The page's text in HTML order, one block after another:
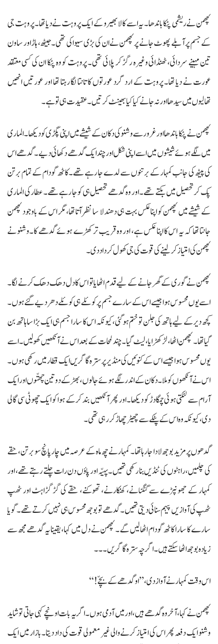
لچھمن نے ریشمی پٹکا باندھا۔ یہ اسے کالا بھیرو کے ایک پروہت نے دیا تھا۔ پروہت جی
کے جسم پر آبلے پھوٹ جانے پر لچھمن نے ان کی بڑی سیوا کی تھی۔ جیٹھ، ہاڑ اور ساون
تین مہینے سردائی، ٹھنڈائی وغیرہ رگڑ کر پلائی تھی۔ پروہت کو وہ پٹکا ان کی کسی معتقد
عورت نے دیا تھا۔ پروہت کے ارد گرد عورتوں کا تانتا لگا رہتا تھا اور عورتیں انھیں
تھالیوں میں سیدھا اور نہ جانے کیا کیا بھینٹ کرتیں۔ عقیدت ہی تو ہے۔
لچھمن نے پٹکا باندھا اور غرور سے وشنو کی دکان کے شیشے میں اپنی پگڑی کو دیکھا۔ الماری
میں لگے ہوئے شیشوں میں اسے اپنی شکل اور چند ایک گدھے دکھائی دیے۔ گدھے اس
کی پیٹھ کی جانب کمہار کے برتنوں سے لدے جا رہے تھے۔ کاٹھ گودام کے تمام برتن
پک کر تحصیل میں بکتے تھے۔ اور وہ گدھے تحصیل ہی کو جا رہے تھے۔ عطار کی الماری
کے شیشے میں لچھمن کو اپنا عکس بہت ہی دھندلا سا نظر آتا تھا، مگر اس کے باوجود لچھمن
جانتا تھا کہ یہ اس کا اپنا عکس ہے، اور وہ قریب تر کھڑے ہوئے گدھے کا۔وشنو نے
لچھمن کی امتیاز کر لینے کی قوت کی جی کھول کر داد دی۔
لچھمن نے گوری کے گھر جانے کے لیے قدم اٹھایا تو اس کا دل دھک دھک کرنے لگا۔
اسے یوں محسوس ہوا جیسے اس کے سارے جسم پر کوئلے ہی کوئلے دھر دیے گئے ہوں۔
کچھ دیر کے لیے ہاتھ کی جلن تو ختم ہو گئی، کیونکہ اس کا سارا جسم ہی ایک بڑا سا ہاتھ بن
گیا تھا۔ لچھمن اٹھا، لڑکھڑایا، لیٹ گیا۔ چند لمحات کے بعد اس نے آنکھیں کھولیں۔ اسے
یوں محسوس ہوا جیسے اس کے کنوئیں کی منڈیر پر سترہ گاگریں ایک قطار میں رکھی ہوں۔
اس نے آنکھوں کو ملا۔ دکان کے اندر لگے ہوئے جالوں، بھڑ کے دو تین چھتّوں اور ایک
آرام سے لٹکتی ہوئی چمگادڑ کو دیکھا۔ اور پھر آنکھیں بند کر کے ہوا کو ایک چھوٹی سی گالی
دی، کیونکہ وہ اس کے پٹکے سے چھیڑ چھاڑ کر رہی تھی۔
گدھوں پر مزید بوجھ لادا جا رہا تھا۔ کمہار نے چھ ماہ کے عرصہ میں چار پانچ سو برتن، حقے
کی چلمیں، راہٹوں کی ٹنڈیں بنا رکھی تھیں۔ پہیّہ اور پاؤں دن رات چلتے رہتے تھے، اور
کمہار کے جھونپڑے سے گنگنانے، کھنکارنے، تھوکنے، حقے کی گڑ گڑاہٹ اور ٹھپ
ٹھپ کی آوازیں پیہم سنائی دیتی تھیں۔ گدھے تو بوجھ محسوس ہی نہیں کرتے تھے۔ گویا
سارے کا سارا کاٹھ گودام اٹھا لیں گے۔ لچھمن نے دل میں کہا، یقینا یہ گدھے مجھ سے
زیادہ بوجھ اٹھا سکتے ہیں۔اگرچہ سترہ گاگریں۔۔۔
اس وقت کمہار نے آواز دی، ’’او گدھے کے بچّے!‘‘
لچھمن نے کہا، آخر وہ گدھے ہیں، اور میں آدمی ہوں۔ اگر یہ بات اونچے کہی جاتی تو شاید
وشنو ایک دفعہ پھر اس کی امتیاز کرنے والی غیر معمولی قوت کی داد دیتا۔بازار میں ایک